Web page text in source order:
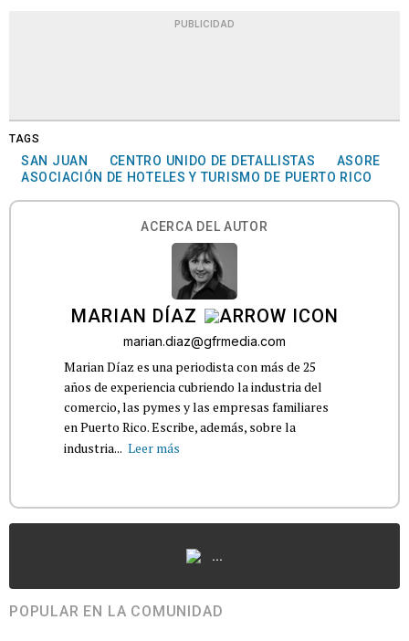
PUBLICIDAD
TAGS
SAN JUAN CENTRO UNIDO DE DETALLISTAS
ASORE
ASOCIACIÓN DE HOTELES Y TURISMO DE PUERTO RICO
ACERCA DEL AUTOR
MARIAN DÍAZ
marian.diaz@gfrmedia.com
Marian Díaz es una periodista con más de 25
años de experiencia cubriendo la industria del
comercio, las pymes y las empresas familiares
en Puerto Rico. Escribe, además, sobre la
industria... Leer más
...
POPULAR EN LA COMUNIDAD